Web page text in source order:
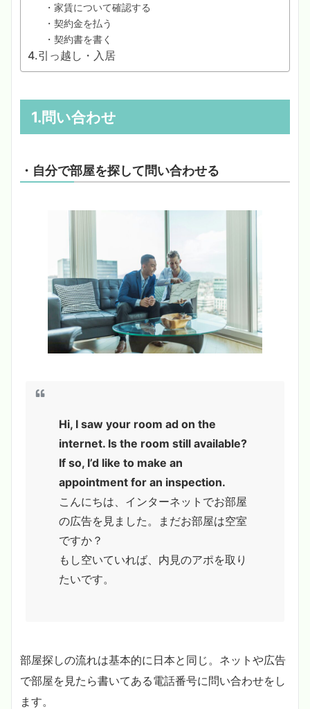
・家賃について確認する
・契約金を払う
・契約書を書く
4.引っ越し・入居
1.問い合わせ
・自分で部屋を探して問い合わせる
Hi, I saw your room ad on the
internet. Is the room still available?
If so, I’d like to make an
appointment for an inspection.
こんにちは、インターネットでお部屋
の広告を見ました。まだお部屋は空室
ですか？
もし空いていれば、内見のアポを取り
たいです。
部屋探しの流れは基本的に日本と同じ。ネットや広告
で部屋を見たら書いてある電話番号に問い合わせをし
ます。